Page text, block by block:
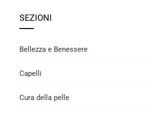
SEZIONI
Bellezza e Benessere
Capelli
Cura della pelle